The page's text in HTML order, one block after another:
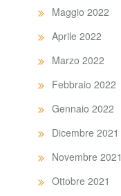
Maggio 2022
Aprile 2022
Marzo 2022
Febbraio 2022
Gennaio 2022
Dicembre 2021
Novembre 2021
Ottobre 2021